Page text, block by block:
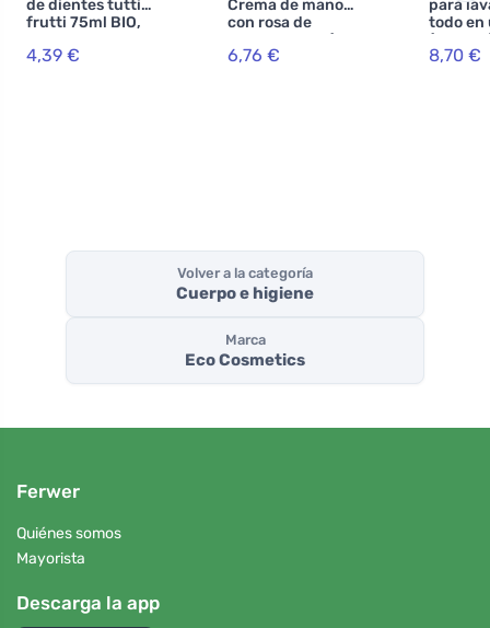
de dientes tutti
frutti 75ml BIO,
4,39 €
Crema de manos
con rosa de
Damasco BIO (60
ml) - huele de
6,76 €
para
todo en
(25
8,70 €
Volver a la categoría
Cuerpo e higiene
Marca
Eco Cosmetics
Ferwer
Quiénes somos
Mayorista
Descarga la app